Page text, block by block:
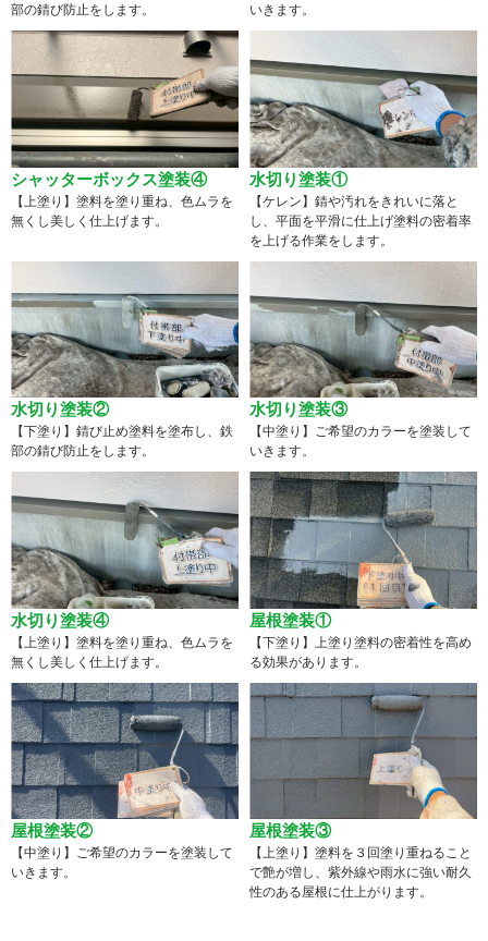
部の錆び防止をします。
いきます。
シャッターボックス塗装④
【上塗り】塗料を塗り重ね、色ムラを
無くし美しく仕上げます。
水切り塗装①
【ケレン】錆や汚れをきれいに落と
し、平面を平滑に仕上げ塗料の密着率
を上げる作業をします。
水切り塗装②
【下塗り】錆び止め塗料を塗布し、鉄
部の錆び防止をします。
水切り塗装③
【中塗り】ご希望のカラーを塗装して
いきます。
水切り塗装④
【上塗り】塗料を塗り重ね、色ムラを
無くし美しく仕上げます。
屋根塗装①
【下塗り】上塗り塗料の密着性を高め
る効果があります。
屋根塗装②
【中塗り】ご希望のカラーを塗装して
いきます。
屋根塗装③
【上塗り】塗料を３回塗り重ねること
で艶が増し、紫外線や雨水に強い耐久
性のある屋根に仕上がります。